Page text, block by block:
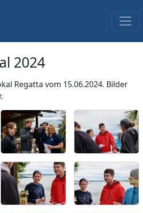
2024
Regatta vom 15.06.2024. Bilder